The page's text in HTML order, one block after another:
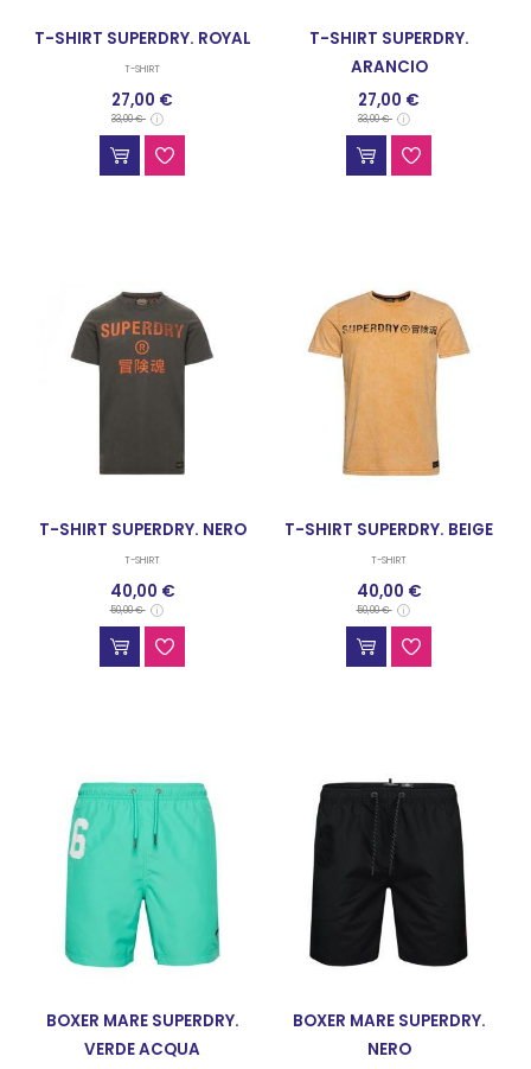
T-SHIRT SUPERDRY. ROYAL
T-SHIRT
27,00 €
33,00 €
T-SHIRT SUPERDRY.
ARANCIO
T-SHIRT
27,00 €
33,00 €
T-SHIRT SUPERDRY. NERO
T-SHIRT
40,00 €
50,00 €
T-SHIRT SUPERDRY. BEIGE
T-SHIRT
40,00 €
50,00 €
BOXER MARE SUPERDRY.
VERDE ACQUA
BOXER MARE SUPERDRY.
NERO